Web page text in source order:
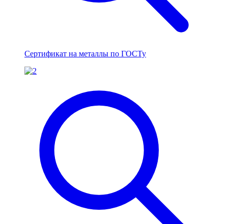
Сертификат на металлы по ГОСТу